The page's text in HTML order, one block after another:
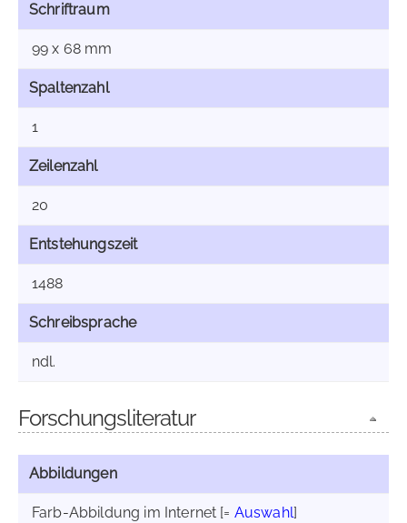
Schriftraum
99 x 68 mm
Spaltenzahl
1
Zeilenzahl
20
Entstehungszeit
1488
Schreibsprache
ndl.
Forschungsliteratur
Abbildungen
Farb-Abbildung im Internet [= Auswahl]